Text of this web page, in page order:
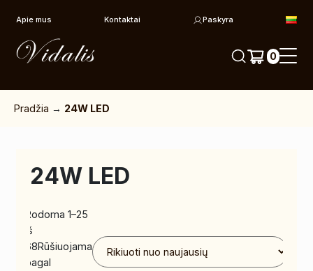
Apie mus Kontaktai Paskyra
0
Pradžia → 24W LED
24W LED
Rodoma 1–25
iš
68Rūšiuojama
pagal